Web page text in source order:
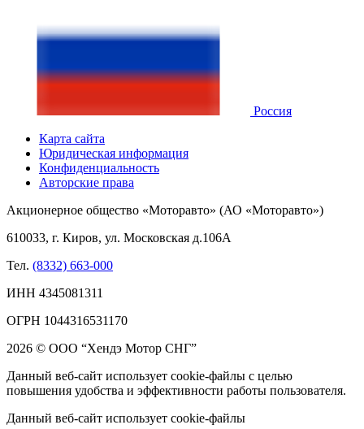
Россия
Карта сайта
Юридическая информация
Конфиденциальность
Авторские права
Акционерное общество «Моторавто» (АО «Моторавто»)
610033, г. Киров, ул. Московская д.106А
Тел. (8332) 663-000
ИНН 4345081311
ОГРН 1044316531170
2026 © ООО “Хендэ Мотор СНГ”
Данный веб-сайт использует cookie-файлы с целью
повышения удобства и эффективности работы пользователя.
Данный веб-сайт использует cookie-файлы